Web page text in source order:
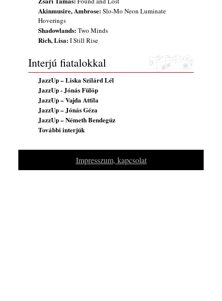
Akinmusire, Ambrose:Slo-Mo Neon Luminate
Hoverings
Shadowlands:Two Minds
Rich, Lisa:I Still Rise
Interjú fiatalokkal
JazzUp – Liska Szilárd Lél
JazzUp - Jónás Fülöp
JazzUp – Vajda Attila
JazzUp – Jónás Géza
JazzUp – Németh Bendegúz
További interjúk
Impresszum, kapcsolat